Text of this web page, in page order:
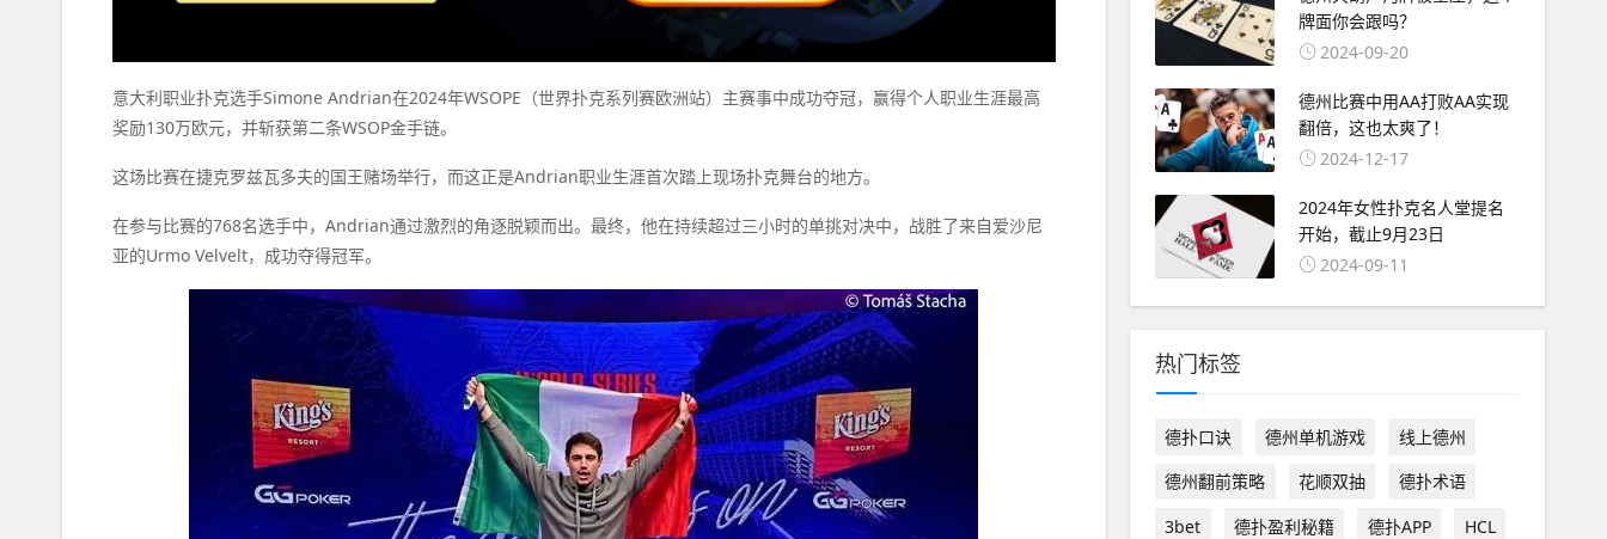
意大利职业扑克选手Simone Andrian在2024年WSOPE（世界扑克系列赛欧洲站）主赛事中成功夺冠，赢得个人职业生涯最高
奖励130万欧元，并斩获第二条WSOP金手链。
这场比赛在捷克罗兹瓦多夫的国王赌场举行，而这正是Andrian职业生涯首次踏上现场扑克舞台的地方。
在参与比赛的768名选手中，Andrian通过激烈的角逐脱颖而出。最终，他在持续超过三小时的单挑对决中，战胜了来自爱沙尼
亚的Urmo Velvelt，成功夺得冠军。
牌面你会跟吗？
2024-09-20
德州比赛中用AA打败AA实现
翻倍，这也太爽了！
2024-12-17
2024年女性扑克名人堂提名
开始，截止9月23日
2024-09-11
热门标签
德扑口诀 德州单机游戏
线上德州
德州翻前策略
花顺双抽
德扑术语
3bet
德扑盈利秘籍 德扑APP
HCL